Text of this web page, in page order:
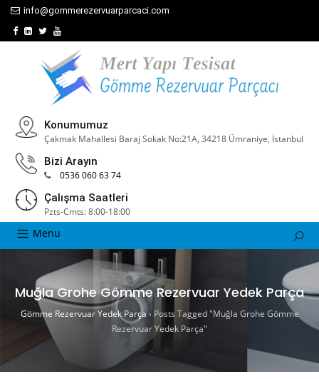
info@gommerezervuarparcaci.com
Konumumuz
Çakmak Mahallesi Baraj Sokak No:21A, 34218 Ümraniye, İstanbul
Bizi Arayın
0536 060 63 74
Çalışma Saatleri
Pzts-Cmts: 8:00-18:00
Menu
Muğla Grohe Gömme Rezervuar Yedek Parça
Gömme Rezervuar Yedek Parça› Posts Tagged "Muğla Grohe Gömme
Rezervuar Yedek Parça"